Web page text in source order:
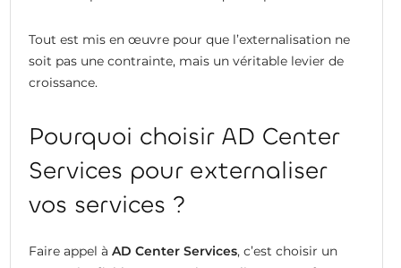
Tout est mis en œuvre pour que l’externalisation ne
soit pas une contrainte, mais un véritable levier de
croissance.
Pourquoi choisir AD Center
Services pour externaliser
vos services ?
Faire appel à AD Center Services, c’est choisir un